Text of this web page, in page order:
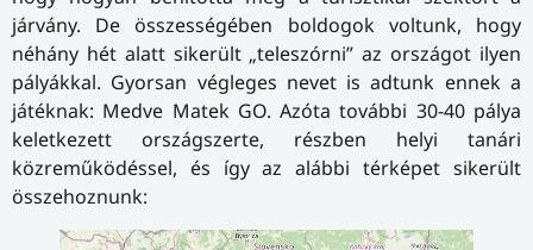
járvány. De összességében boldogok voltunk, hogy
néhány hét alatt sikerült „teleszórni” az országot ilyen
pályákkal. Gyorsan végleges nevet is adtunk ennek a
játéknak: Medve Matek GO. Azóta további 30-40 pálya
keletkezett országszerte, részben helyi tanári
közreműködéssel, és így az alábbi térképet sikerült
összehoznunk: